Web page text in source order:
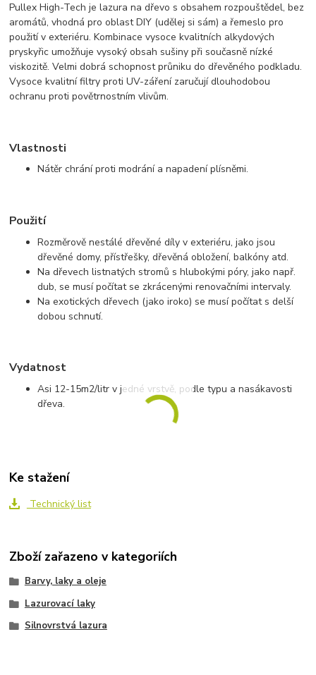
Pullex High-Tech je lazura na dřevo s obsahem rozpouštědel, bez
aromátů, vhodná pro oblast DIY (udělej si sám) a řemeslo pro
použití v exteriéru. Kombinace vysoce kvalitních alkydových
pryskyřic umožňuje vysoký obsah sušiny při současně nízké
viskozitě. Velmi dobrá schopnost průniku do dřevěného podkladu.
Vysoce kvalitní filtry proti UV-záření zaručují dlouhodobou
ochranu proti povětrnostním vlivům.
Vlastnosti
Nátěr chrání proti modrání a napadení plísněmi.
Použití
Rozměrově nestálé dřevěné díly v exteriéru, jako jsou
dřevěné domy, přístřešky, dřevěná obložení, balkóny atd.
Na dřevech listnatých stromů s hlubokými póry, jako např.
dub, se musí počítat se zkrácenými renovačními intervaly.
Na exotických dřevech (jako iroko) se musí počítat s delší
dobou schnutí.
Vydatnost
Asi 12-15m2/litr v jedné vrstvě, podle typu a nasákavosti
dřeva.
Ke stažení
Technický list
Zboží zařazeno v kategoriích
Barvy, laky a oleje
Lazurovací laky
Silnovrstvá lazura